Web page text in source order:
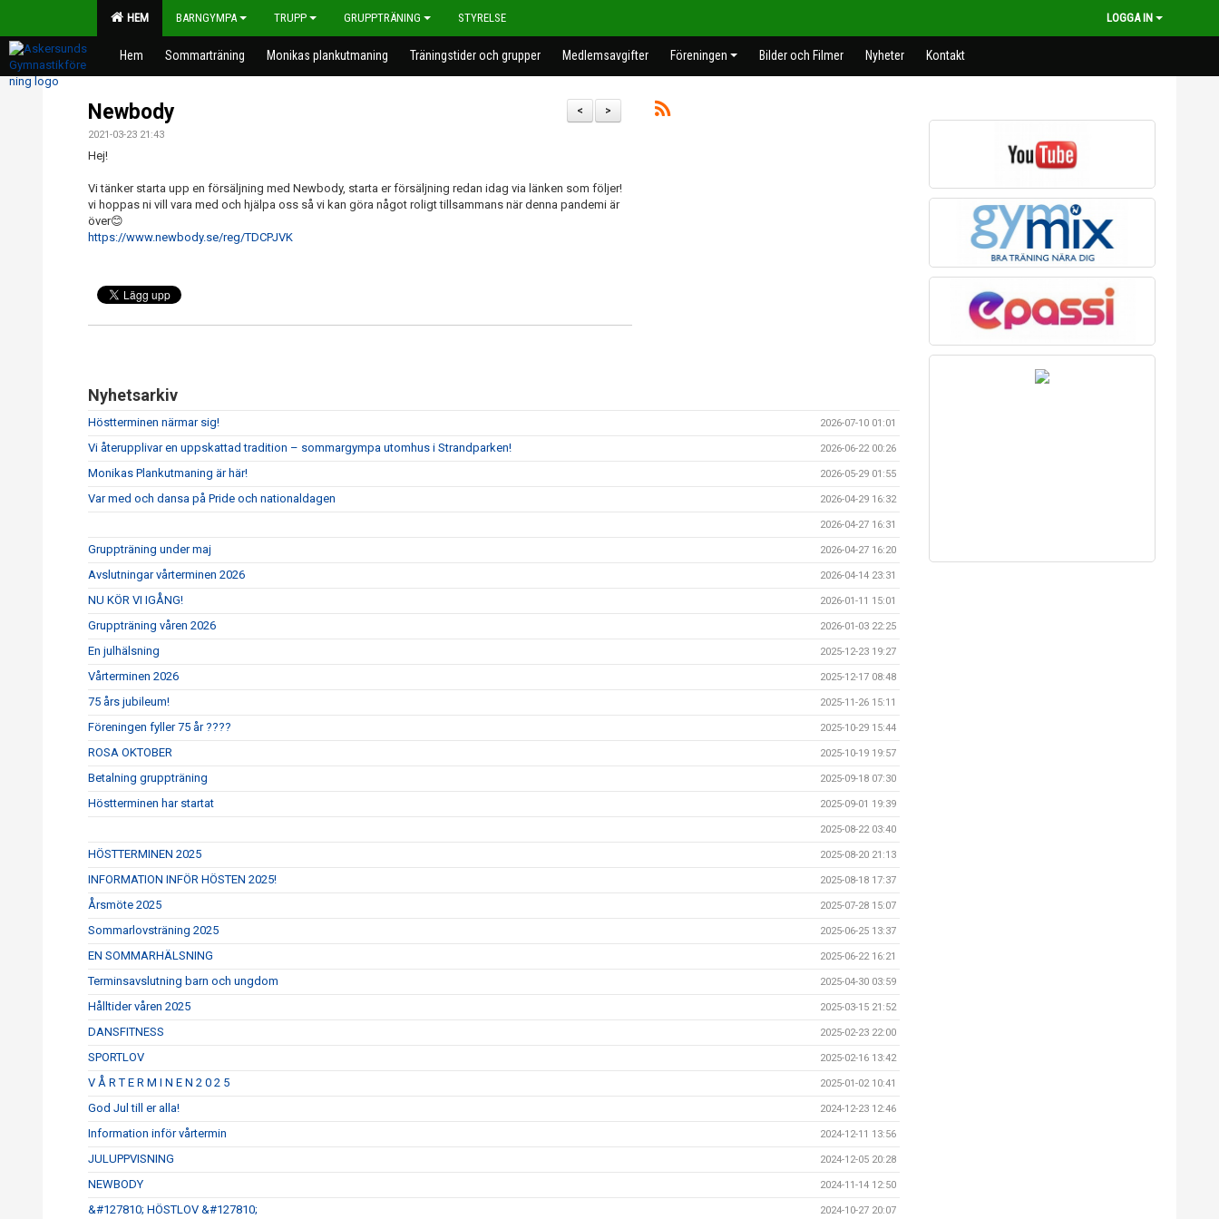
HEM BARNGYMPA TRUPP GRUPPTRÄNING STYRELSE LOGGA IN
Hem Sommarträning Monikas plankutmaning Träningstider och grupper Medlemsavgifter Föreningen Bilder och Filmer Nyheter Kontakt
>
<
Newbody
2021-03-23 21:43
Hej!
Vi tänker starta upp en försäljning med Newbody, starta er försäljning redan idag via länken som följer!
vi hoppas ni vill vara med och hjälpa oss så vi kan göra något roligt tillsammans när denna pandemi är
över😊
https://www.newbody.se/reg/TDCPJVK
Nyhetsarkiv
Höstterminen närmar sig! 2026-07-10 01:01
Vi återupplivar en uppskattad tradition – sommargympa utomhus i Strandparken! 2026-06-22 00:26
Monikas Plankutmaning är här! 2026-05-29 01:55
Var med och dansa på Pride och nationaldagen 2026-04-29 16:32
2026-04-27 16:31
Gruppträning under maj 2026-04-27 16:20
Avslutningar vårterminen 2026 2026-04-14 23:31
NU KÖR VI IGÅNG! 2026-01-11 15:01
Gruppträning våren 2026 2026-01-03 22:25
En julhälsning 2025-12-23 19:27
Vårterminen 2026 2025-12-17 08:48
75 års jubileum! 2025-11-26 15:11
Föreningen fyller 75 år ???? 2025-10-29 15:44
ROSA OKTOBER 2025-10-19 19:57
Betalning gruppträning 2025-09-18 07:30
Höstterminen har startat 2025-09-01 19:39
2025-08-22 03:40
HÖSTTERMINEN 2025 2025-08-20 21:13
INFORMATION INFÖR HÖSTEN 2025! 2025-08-18 17:37
Årsmöte 2025 2025-07-28 15:07
Sommarlovsträning 2025 2025-06-25 13:37
EN SOMMARHÄLSNING 2025-06-22 16:21
Terminsavslutning barn och ungdom 2025-04-30 03:59
Hålltider våren 2025 2025-03-15 21:52
DANSFITNESS 2025-02-23 22:00
SPORTLOV 2025-02-16 13:42
V Å R T E R M I N E N 2 0 2 5 2025-01-02 10:41
God Jul till er alla! 2024-12-23 12:46
Information inför vårtermin 2024-12-11 13:56
JULUPPVISNING 2024-12-05 20:28
NEWBODY 2024-11-14 12:50
&#127810; HÖSTLOV &#127810; 2024-10-27 20:07